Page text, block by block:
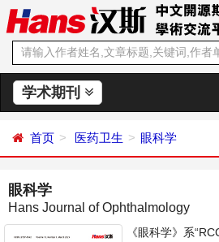
学术期刊
首页 医药卫生 眼科学
眼科学
Hans Journal of Ophthalmology
《眼科学》系